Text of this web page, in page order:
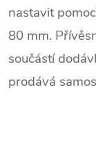
nastavit
80 mm.
součástí
prodává